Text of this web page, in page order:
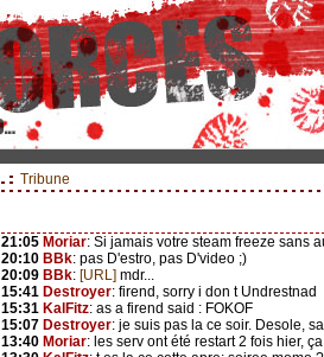
Tribune
21:05 Moriar: Si jamais votre steam freeze sans
20:10 BBk: pas D'estro, pas D'video ;)
20:09 BBk: [URL] mdr...
15:41 Destroyer: firend, sorry i don t Undrestnad
15:31 KalFitz: as a firend said : FOKOF
15:07 Destroyer: je suis pas la ce soir. Desole,
13:40 Moriar: les serv ont été restart 2 fois hier,